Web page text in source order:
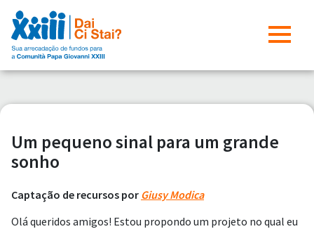
Um pequeno sinal para um grande
sonho
Captação de recursos por Giusy Modica
Olá queridos amigos! Estou propondo um projeto no qual eu